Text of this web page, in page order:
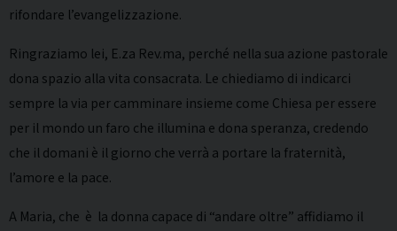
rifondare l’evangelizzazione.
Ringraziamo lei, E.za Rev.ma, perché nella sua azione pastorale
dona spazio alla vita consacrata. Le chiediamo di indicarci
sempre la via per camminare insieme come Chiesa per essere
per il mondo un faro che illumina e dona speranza, credendo
che il domani è il giorno che verrà a portare la fraternità,
l’amore e la pace.
A Maria, che è la donna capace di “andare oltre” affidiamo il